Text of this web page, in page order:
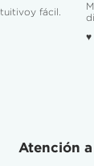
fácil.
♥
Atención